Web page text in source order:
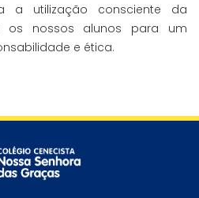
a utilização consciente da
os nossos alunos para um
e ética.